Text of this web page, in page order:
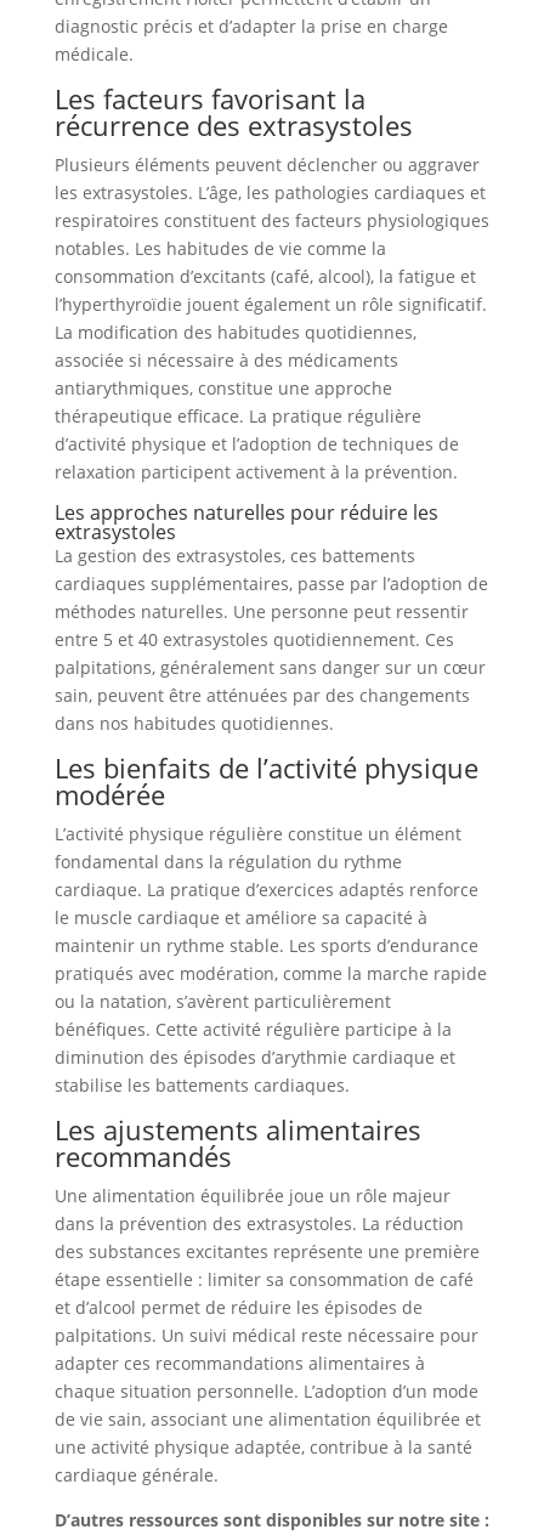
diagnostic précis et d’adapter la prise en charge
médicale.
Les facteurs favorisant la
récurrence des extrasystoles
Plusieurs éléments peuvent déclencher ou aggraver
les extrasystoles. L’âge, les pathologies cardiaques et
respiratoires constituent des facteurs physiologiques
notables. Les habitudes de vie comme la
consommation d’excitants (café, alcool), la fatigue et
l’hyperthyroïdie jouent également un rôle significatif.
La modification des habitudes quotidiennes,
associée si nécessaire à des médicaments
antiarythmiques, constitue une approche
thérapeutique efficace. La pratique régulière
d’activité physique et l’adoption de techniques de
relaxation participent activement à la prévention.
Les approches naturelles pour réduire les
extrasystoles
La gestion des extrasystoles, ces battements
cardiaques supplémentaires, passe par l’adoption de
méthodes naturelles. Une personne peut ressentir
entre 5 et 40 extrasystoles quotidiennement. Ces
palpitations, généralement sans danger sur un cœur
sain, peuvent être atténuées par des changements
dans nos habitudes quotidiennes.
Les bienfaits de l’activité physique
modérée
L’activité physique régulière constitue un élément
fondamental dans la régulation du rythme
cardiaque. La pratique d’exercices adaptés renforce
le muscle cardiaque et améliore sa capacité à
maintenir un rythme stable. Les sports d’endurance
pratiqués avec modération, comme la marche rapide
ou la natation, s’avèrent particulièrement
bénéfiques. Cette activité régulière participe à la
diminution des épisodes d’arythmie cardiaque et
stabilise les battements cardiaques.
Les ajustements alimentaires
recommandés
Une alimentation équilibrée joue un rôle majeur
dans la prévention des extrasystoles. La réduction
des substances excitantes représente une première
étape essentielle : limiter sa consommation de café
et d’alcool permet de réduire les épisodes de
palpitations. Un suivi médical reste nécessaire pour
adapter ces recommandations alimentaires à
chaque situation personnelle. L’adoption d’un mode
de vie sain, associant une alimentation équilibrée et
une activité physique adaptée, contribue à la santé
cardiaque générale.
D’autres ressources sont disponibles sur notre site :